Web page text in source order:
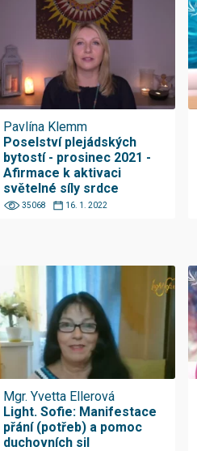
Pavlína Klemm
Poselství plejádských
bytostí - prosinec 2021 -
Afirmace k aktivaci
světelné síly srdce
35068 16. 1. 2022
Mgr. Yvetta Ellerová
Light. Sofie: Manifestace
přání (potřeb) a pomoc
duchovních sil